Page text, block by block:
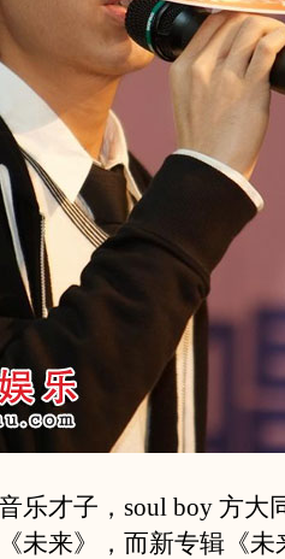
才子，soul boy 方大
未来》，而新专辑《未